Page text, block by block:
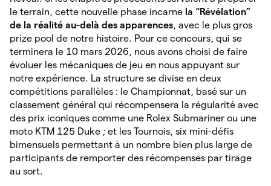
le terrain, cette nouvelle phase incarne la “Révélation”
de la réalité au-delà des apparences, avec le plus gros
prize pool de notre histoire. Pour ce concours, qui se
terminera le 10 mars 2026, nous avons choisi de faire
évoluer les mécaniques de jeu en nous appuyant sur
notre expérience. La structure se divise en deux
compétitions parallèles : le Championnat, basé sur un
classement général qui récompensera la régularité avec
des prix iconiques comme une Rolex Submariner ou une
moto KTM 125 Duke ; et les Tournois, six mini-défis
bimensuels permettant à un nombre bien plus large de
participants de remporter des récompenses par tirage
au sort.